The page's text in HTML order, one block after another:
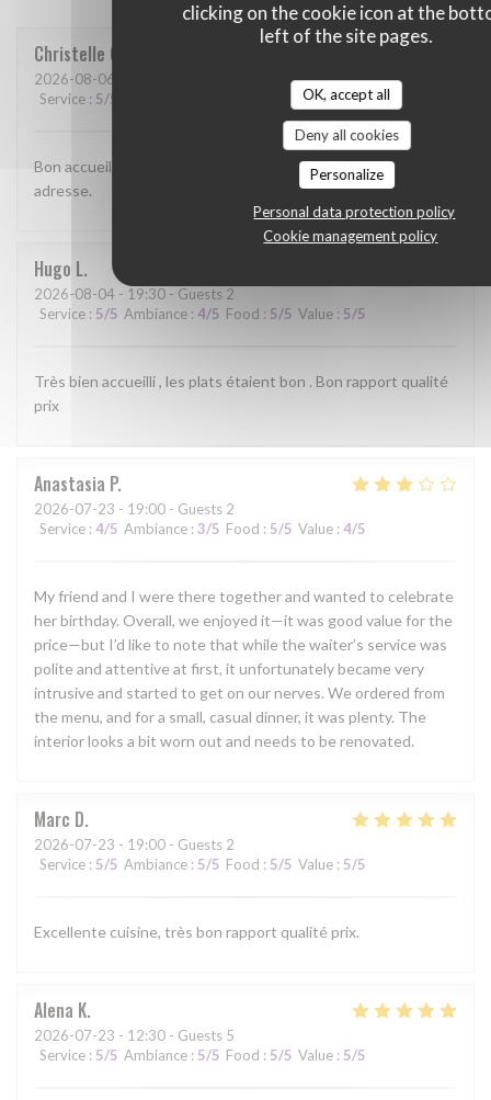
clicking on the cookie icon at the
left of the site pages.
OK, accept all
Deny all cookies
Personalize
Personal data protection policy
Cookie management policy
Christelle G
2026-08-06
Service : 5/5 Value:4/5
Bon accueil. Service rapide. Bonne cuisine. Bref une bonne
adresse.
Hugo L
2026-08-04 - 19:30 - Guests 2
Service : 5/5 Ambiance : 4/5 Food : 5/5 Value : 5/5
Très bien accueilli , les plats étaient bon . Bon rapport qualité
prix
Anastasia P
2026-07-23 - 19:00 - Guests 2
Service : 4/5 Ambiance : 3/5 Food : 5/5 Value : 4/5
My friend and I were there together and wanted to celebrate
her birthday. Overall, we enjoyed it—it was good value for the
price—but I’d like to note that while the waiter’s service was
polite and attentive at first, it unfortunately became very
intrusive and started to get on our nerves. We ordered from
the menu, and for a small, casual dinner, it was plenty. The
interior looks a bit worn out and needs to be renovated.
Marc D
2026-07-23 - 19:00 - Guests 2
Service : 5/5 Ambiance : 5/5 Food : 5/5 Value : 5/5
Excellente cuisine, très bon rapport qualité prix.
Alena K
2026-07-23 - 12:30 - Guests 5
Service : 5/5 Ambiance : 5/5 Food : 5/5 Value : 5/5